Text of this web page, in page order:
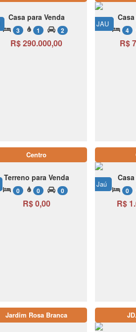
Casa para Venda
3 1 2
R$ 290.000,00
JAU
4
R$
Centro
Terreno para Venda
0 0 0
R$ 0,00
Jaú
0
R$
Jardim Rosa Branca